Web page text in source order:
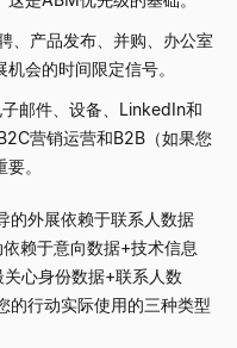
、产品发布、并购、办公室
会的时间限定信号。
邮件、设备、LinkedIn和
营销运营和B2B（如果您
。
的外展依赖于联系人数据
赖于意向数据+技术信息
心身份数据+联系人数
的行动实际使用的三种类型